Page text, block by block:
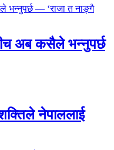
अब कसैले भन्नुपर्छ
शक्तिले नेपाललाई